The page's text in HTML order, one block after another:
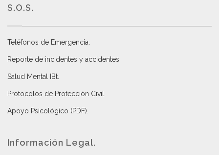
S.O.S.
Teléfonos de Emergencia.
Reporte de incidentes y accidentes
Salud Mental IBt
Protocolos de Protección Civil
Apoyo Psicológico (PDF)
Información Legal.